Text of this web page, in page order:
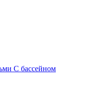
С бассейном